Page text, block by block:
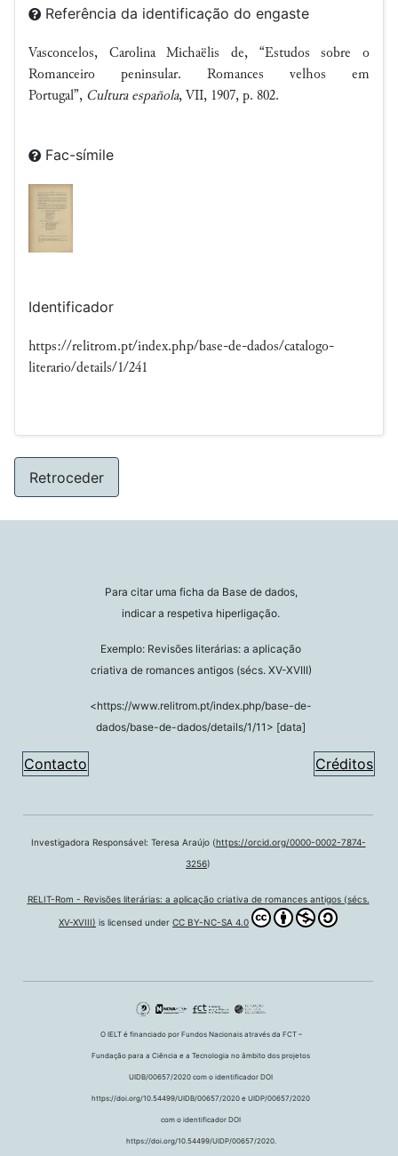
Referência da identificação do engaste
Vasconcelos, Carolina Michaëlis de, “Estudos sobre o
Romanceiro peninsular. Romances velhos em
Portugal”, Cultura española, VII, 1907, p. 802.
Fac-símile
Identificador
https://relitrom.pt/index.php/base-de-dados/catalogo-
literario/details/1/241
Retroceder
Para citar uma ficha da Base de dados,
indicar a respetiva hiperligação.
Exemplo: Revisões literárias: a aplicação
criativa de romances antigos (sécs. XV-XVIII)
<https://www.relitrom.pt/index.php/base-de-
dados/base-de-dados/details/1/11> [data]
Contacto Créditos
Investigadora Responsável: Teresa Araújo (https://orcid.org/0000-0002-7874-
3256)
RELIT-Rom - Revisões literárias: a aplicação criativa de romances antigos (sécs.
XV-XVIII) is licensed under CC BY-NC-SA 4.0
O IELT é financiado por Fundos Nacionais através da FCT –
Fundação para a Ciência e a Tecnologia no âmbito dos projetos
UIDB/00657/2020 com o identificador DOI
https://doi.org/10.54499/UIDB/00657/2020 e UIDP/00657/2020
com o identificador DOI
https://doi.org/10.54499/UIDP/00657/2020.